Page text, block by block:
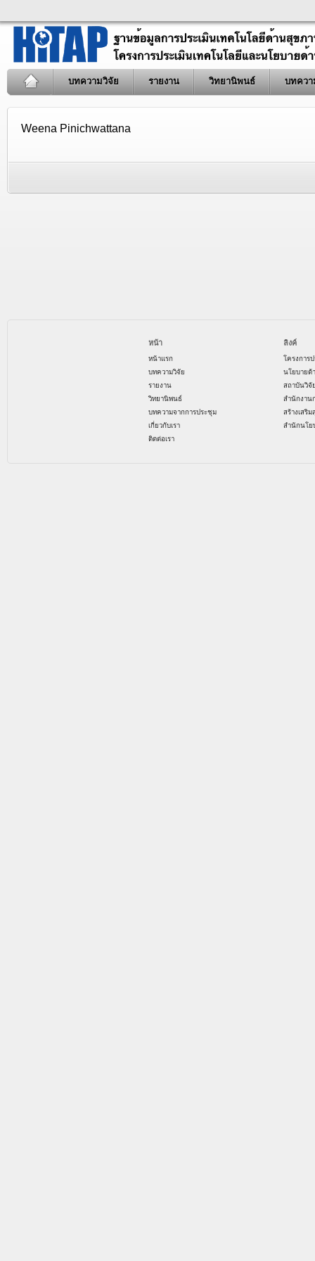
บทความวิจัย รายงาน วิทยานิพนธ์ บทควา
Weena Pinichwattana
หน้า
หน้าแรก
บทความวิจัย
รายงาน
วิทยานิพนธ์
บทความจากการประชุม
เกี่ยวกับเรา
ติดต่อเรา
ลิงค์
โครงการ
นโยบายด้
สถาบันวิจั
สำนักงาน
สร้างเสริ
สำนักนโย